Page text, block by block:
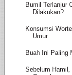
Bumil Terlanjur
Dilakukan?
Konsumsi
Umur
Buah Ini Paling
Sebelum